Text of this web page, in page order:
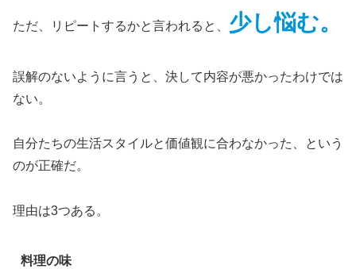
ただ、リピートするかと言われると、 少し悩む。
誤解のないように言うと、決して内容が悪かったわけでは
ない。
自分たちの生活スタイルと価値観に合わなかった、という
のが正確だ。
理由は3つある。
料理の味